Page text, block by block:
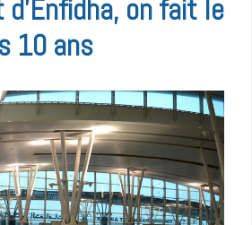
d’Enfidha, on fait le
10 ans